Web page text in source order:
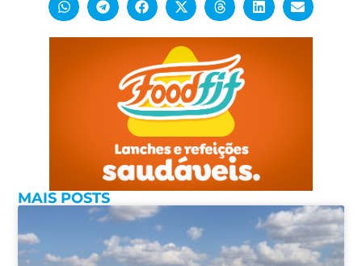
MAIS POSTS